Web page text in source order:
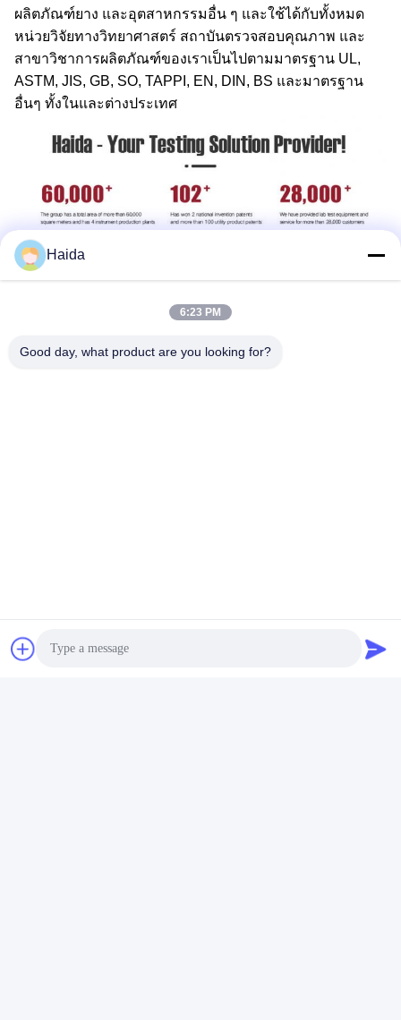
ผลิตภัณฑ์ยาง และอุตสาหกรรมอื่น ๆ และใช้ได้กับทั้งหมด
หน่วยวิจัยทางวิทยาศาสตร์ สถาบันตรวจสอบคุณภาพ และ
สาขาวิชาการผลิตภัณฑ์ของเราเป็นไปตามมาตรฐาน UL,
ASTM, JIS, GB, SO, TAPPI, EN, DIN, BS และมาตรฐาน
อื่นๆ ทั้งในและต่างประเทศ
Haida
6:23 PM
Good day, what product are you looking for?